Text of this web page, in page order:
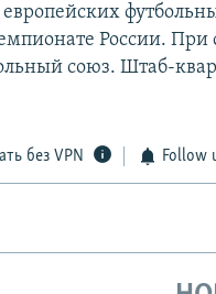
России. При
союз. Штаб-
без VPN Follow